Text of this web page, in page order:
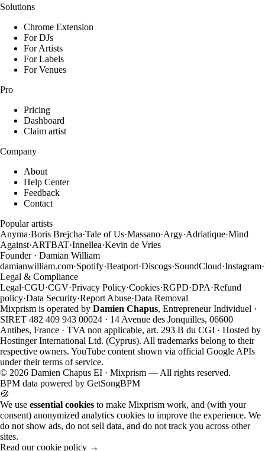
Solutions
Chrome Extension
For DJs
For Artists
For Labels
For Venues
Pro
Pricing
Dashboard
Claim artist
Company
About
Help Center
Feedback
Contact
Popular artists
Anyma·Boris Brejcha·Tale of Us·Massano·Argy·Adriatique·Mind
Against·ARTBAT·Innellea·Kevin de Vries
Founder · Damian William
damianwilliam.com·Spotify·Beatport·Discogs·SoundCloud·Instagram·
Legal & Compliance
Legal·CGU·CGV·Privacy Policy·Cookies·RGPD·DPA·Refund
policy·Data Security·Report Abuse·Data Removal
Mixprism is operated by Damien Chapus, Entrepreneur Individuel ·
SIRET 482 409 943 00024 · 14 Avenue des Jonquilles, 06600
Antibes, France · TVA non applicable, art. 293 B du CGI · Hosted by
Hostinger International Ltd. (Cyprus). All trademarks belong to their
respective owners. YouTube content shown via official Google APIs
under their terms of service.
© 2026 Damien Chapus EI · Mixprism — All rights reserved.
BPM data powered by GetSongBPM
🍪
We use essential cookies to make Mixprism work, and (with your
consent) anonymized analytics cookies to improve the experience. We
do not show ads, do not sell data, and do not track you across other
sites.
Read our cookie policy →